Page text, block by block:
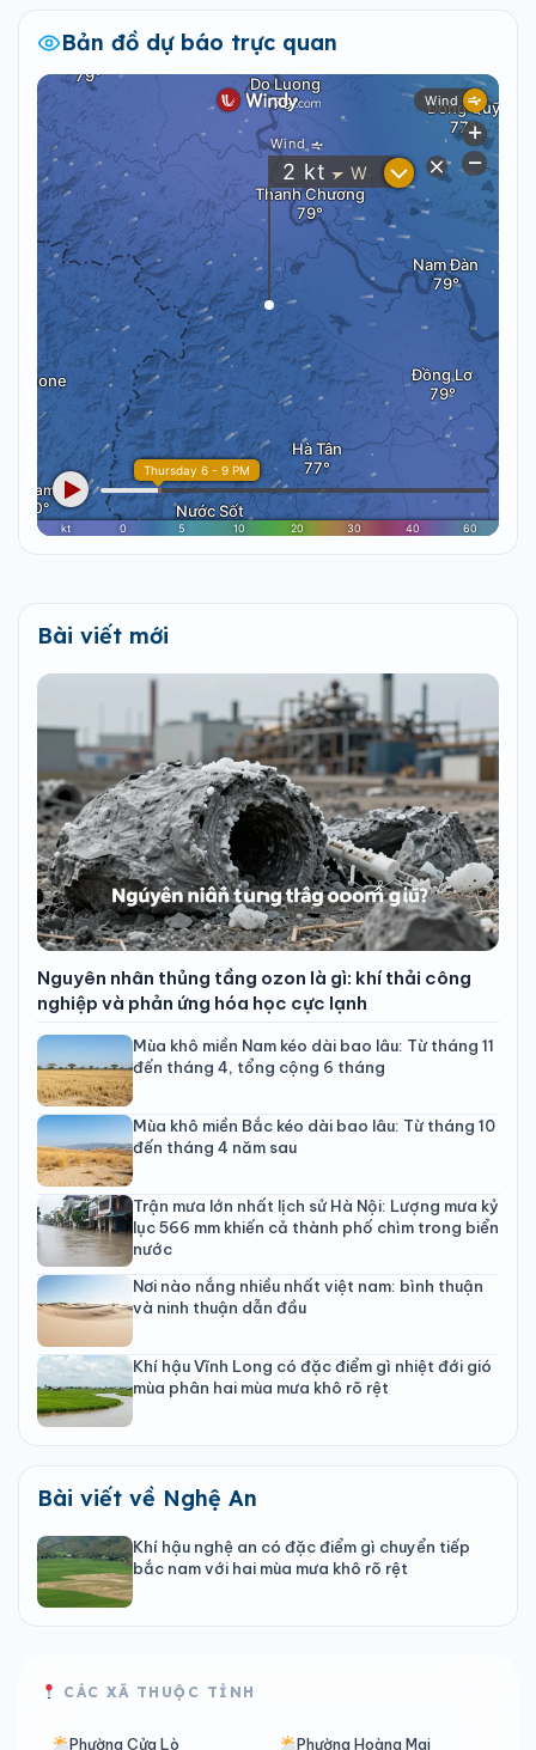
Bản đồ dự báo trực quan
Bài viết mới
Nguyên nhân thủng tầng ozon là gì: khí thải công
nghiệp và phản ứng hóa học cực lạnh
Mùa khô miền Nam kéo dài bao lâu: Từ tháng 11
đến tháng 4, tổng cộng 6 tháng
Mùa khô miền Bắc kéo dài bao lâu: Từ tháng 10
đến tháng 4 năm sau
Trận mưa lớn nhất lịch sử Hà Nội: Lượng mưa kỷ
lục 566 mm khiến cả thành phố chìm trong biển
nước
Nơi nào nắng nhiều nhất việt nam: bình thuận
và ninh thuận dẫn đầu
Khí hậu Vĩnh Long có đặc điểm gì nhiệt đới gió
mùa phân hai mùa mưa khô rõ rệt
Bài viết về Nghệ An
Khí hậu nghệ an có đặc điểm gì chuyển tiếp
bắc nam với hai mùa mưa khô rõ rệt
CÁC XÃ THUỘC TỈNH
Phường Cửa Lò Phường Hoàng Mai